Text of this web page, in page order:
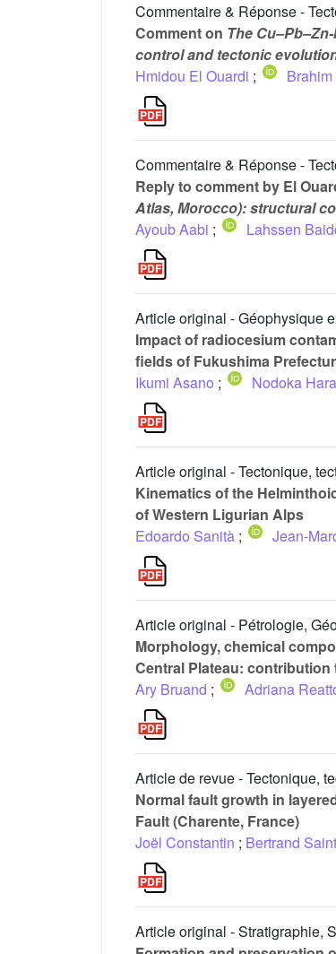
Commentaire & Réponse -
Comment on The
control and tectonic
Hmidou El Ouardi ;
Commentaire & Réponse -
Reply to comment by El
Atlas, Morocco): structural
Ayoub Aabi ; Lahssen
Article original - Géophysique
Impact of radiocesium
fields of Fukushima
Ikumi Asano ; Nodoka
Article original - Tectonique,
Kinematics of the
of Western Ligurian Alps
Edoardo Sanità ; Jean-
Article original - Pétrologie,
Morphology, chemical
Central Plateau:
Ary Bruand ; Adriana
Article de revue - Tectonique,
Normal fault growth in
Fault (Charente, France)
Joël Constantin ; Bertrand
Article original - Stratigraphie,